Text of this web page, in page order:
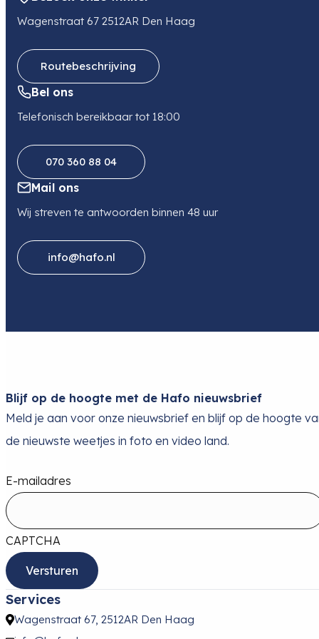
orders@mafico.com
0104148426
Wagenstraat 67 2512AR Den Haag
Routebeschrijving
Bel ons
Telefonisch bereikbaar tot 18:00
070 360 88 04
Mail ons
Wij streven te antwoorden binnen 48 uur
info@hafo.nl
Blijf op de hoogte met de Hafo nieuwsbrief
Meld je aan voor onze nieuwsbrief en blijf op de hoogte
de nieuwste weetjes in foto en video land.
E-mailadres
CAPTCHA
Services
Wagenstraat 67, 2512AR Den Haag